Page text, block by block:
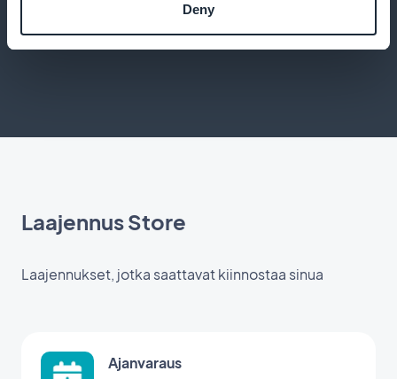
Deny
Laajennus Store
Laajennukset, jotka saattavat kiinnostaa sinua
Ajanvaraus